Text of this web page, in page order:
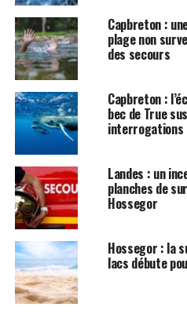
Capbreton :
plage non
des secours
Capbreton :
bec de True
interrogations
Landes : un
planches de
Hossegor
Hossegor : la
lacs débute